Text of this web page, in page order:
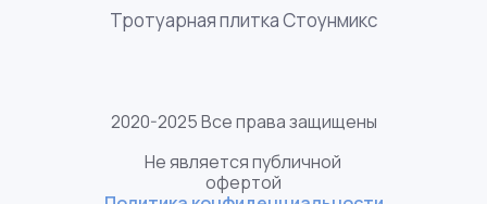
2020-2025 Все права защищены
Не является публичной
офертой
Тротуарная плитка Стоунмикс